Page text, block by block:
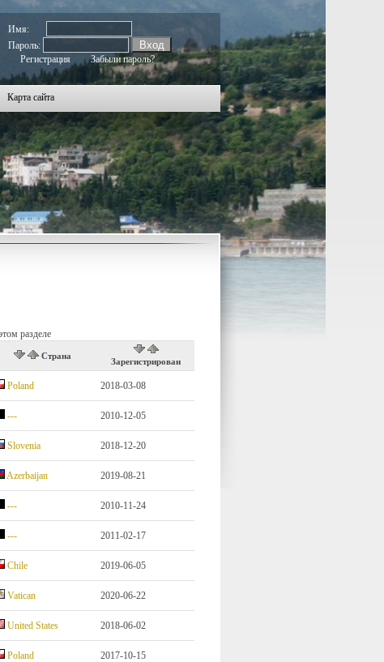
Имя:
Пароль:
Регистрация
Забыли пароль?
Карта сайта
разделе
Страна
Зарегистрирован
Poland 2018-03-08
--- 2010-12-05
Slovenia 2018-12-20
Azerbaijan 2019-08-21
--- 2010-11-24
--- 2011-02-17
Chile 2019-06-05
Vatican 2020-06-22
United States 2018-06-02
Poland 2017-10-15